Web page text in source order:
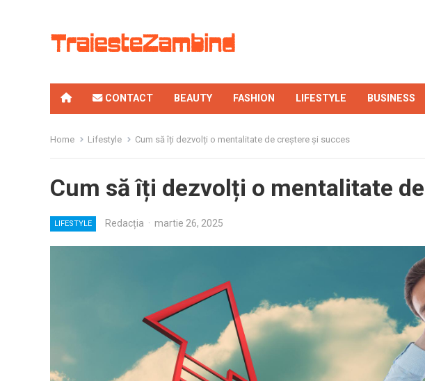
CONTACT BEAUTY FASHION LIFESTYLE BUSINESS
Home Lifestyle Cum să îți dezvolți o mentalitate de creștere și succes
Cum să îți dezvolți o mentalitate
LIFESTYLE Redacția · martie 26, 2025